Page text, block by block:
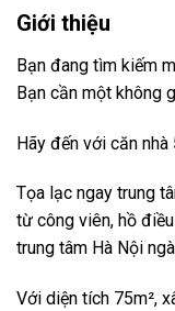
Giới thiệu
Bạn đang tìm kiếm
Bạn cần một không
Hãy đến với căn
Tọa lạc ngay trung
từ công viên, hồ
trung tâm Hà Nội
Với diện tích 75m²,